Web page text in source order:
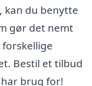
kan du benytte
gør det nemt
Bestil et tilbud
brug for!